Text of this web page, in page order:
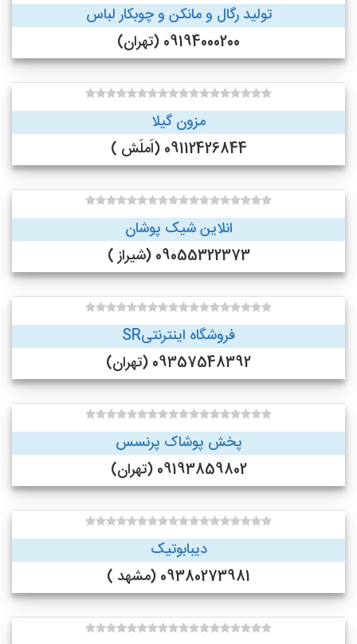
تولید رگال و مانکن و چوبکار لباس
09194000200 (تهران)
مزون گیلا
09112426844 (اَملَش )
انلاین شیک پوشان
09055322373 (شیراز )
فروشگاه اینترنتیSR
09357548392 (تهران)
پخش پوشاک پرنسس
09193859802 (تهران)
دیبابوتیک
09380273981 (مشهد )